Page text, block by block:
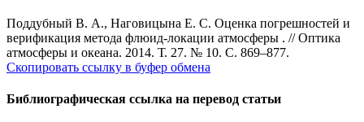
Поддубный В. А., Наговицына Е. С. Оценка погрешностей и
верификация метода флюид-локации атмосферы . // Оптика
атмосферы и океана. 2014. Т. 27. № 10. С. 869–877.
Скопировать ссылку в буфер обмена
Библиографическая ссылка на перевод статьи